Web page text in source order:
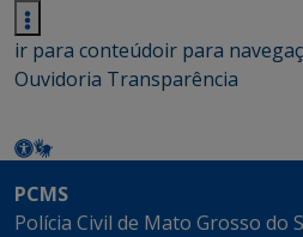
ir para conteúdoir para
Ouvidoria Transparência
PCMS
Polícia Civil de Mato Grosso do